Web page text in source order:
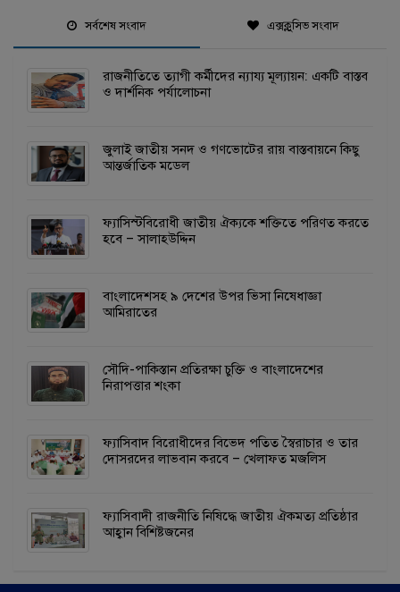
সর্বশেষ সংবাদ এক্সক্লুসিভ সংবাদ
রাজনীতিতে ত্যাগী কর্মীদের ন্যায্য মূল্যায়ন: একটি বাস্তব
ও দার্শনিক পর্যালোচনা
জুলাই জাতীয় সনদ ও গণভোটের রায় বাস্তবায়নে কিছু
আন্তর্জাতিক মডেল
ফ্যাসিস্টবিরোধী জাতীয় ঐক্যকে শক্তিতে পরিণত করতে
হবে – সালাহউদ্দিন
বাংলাদেশসহ ৯ দেশের উপর ভিসা নিষেধাজ্ঞা
আমিরাতের
সৌদি-পাকিস্তান প্রতিরক্ষা চুক্তি ও বাংলাদেশের
নিরাপত্তার শংকা
ফ্যাসিবাদ বিরোধীদের বিভেদ পতিত স্বৈরাচার ও তার
দোসরদের লাভবান করবে – খেলাফত মজলিস
ফ্যাসিবাদী রাজনীতি নিষিদ্ধে জাতীয় ঐকমত্য প্রতিষ্ঠার
আহ্বান বিশিষ্টজনের